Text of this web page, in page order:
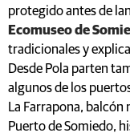
protegido antes de
Ecomuseo de
tradicionales y
Desde Pola parten
algunos de los
La Farrapona, balcón
Puerto de Somiedo,